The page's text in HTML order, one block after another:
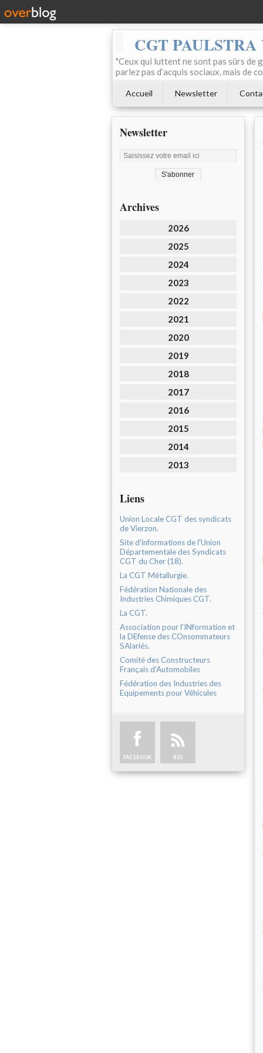
CGT
"Ceux qui luttent ne sont pas sûrs de
parlez pas d’acquis sociaux, mais de
Accueil Newsletter
Newsletter
Archives
2026
2025
2024
2023
2022
2021
2020
2019
2018
2017
2016
2015
2014
2013
Liens
Union Locale CGT des syndicats
de Vierzon.
Site d'informations de l'Union
Départementale des Syndicats
CGT du Cher (18).
La CGT Métallurgie.
Fédération Nationale des
Industries Chimiques CGT.
La CGT.
Association pour l'INformation et
la DEfense des COnsommateurs
SAlariés.
Comité des Constructeurs
Français d'Automobiles
Fédération des Industries des
Equipements pour Véhicules
FACEBOOK RSS